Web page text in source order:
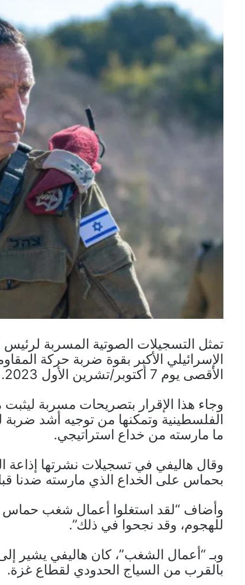
تمثل التسجيلات الصوتية المسربة لرئيس
الإسرائيلي الأكبر بقوة ضربة حركة
الأقصى يوم 7 أكتوبر/تشرين الأول 2023.
وجاء هذا الإقرار بتصريحات مسربة
ما مارسته من خداع استراتيجي.
وقال هاليفي في تسجيلات نشرتها إذاعة
بحماس على الخداع الذي مارسته ضدنا
وأضاف “لقد استغلوا أعمال شغب حماس
للهجوم، وقد نجحوا في ذلك”.
وبـ “أعمال الشغب”، كان هاليفي يشير
بالقرب من السياج الحدودي لقطاع غزة.